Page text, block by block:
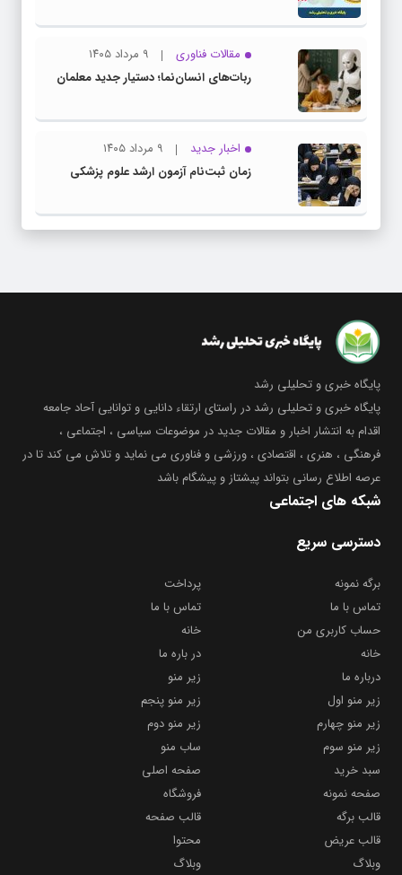
مقالات فناوری
۹ مرداد ۱۴۰۵
ربات‌های انسان‌نما؛ دستیار جدید معلمان
اخبار جدید
۹ مرداد ۱۴۰۵
زمان ثبت‌نام آزمون ارشد علوم پزشکی
پایگاه خبری و تحلیلی رشد
پایگاه خبری و تحلیلی رشد در راستای ارتقاء دانایی و توانایی آحاد جامعه
اقدام به انتشار اخبار و مقالات جدید در موضوعات سیاسی ، اجتماعی ،
فرهنگی ، هنری ، اقتصادی ، ورزشی و فناوری می نماید و تلاش می کند تا در
عرصه اطلاع رسانی بتواند پیشتاز و پیشگام باشد
شبکه های اجتماعی
دسترسی سریع
برگه نمونه
پرداخت
تماس با ما
تماس با ما
حساب کاربری من
خانه
خانه
در باره ما
درباره ما
زیر منو
زیر منو اول
زیر منو پنجم
زیر منو چهارم
زیر منو دوم
زیر منو سوم
ساب منو
سبد خرید
صفحه اصلی
صفحه نمونه
فروشگاه
قالب برگه
قالب صفحه
قالب عریض
محتوا
وبلاگ
وبلاگ